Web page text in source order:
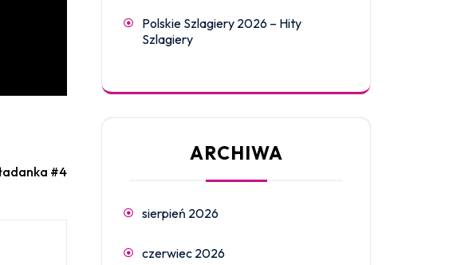
#4
Polskie Szlagiery 2026 – Hity
Szlagiery
ARCHIWA
sierpień 2026
czerwiec 2026